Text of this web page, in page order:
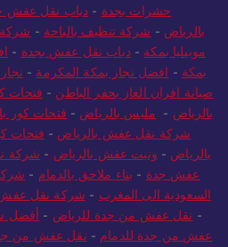
حشرات بجدة - دباب نقل عفش
بالرياض - شركة تنظيف بالباحة - شركة
موبيليا بمكة -دباب نقل عفش بجدة -
بمكة - افضل نجار بمكة المكرمة -
صيانة افران الغاز بحفر الباطن - فتحات
بالرياض - مليس بالرياض - فتحات كور
شركة نقل عفش بالرياض - فتحات
بالرياض - ونيت عفش بالرياض - شركة
عفش جدة - بناء ملاحق بالدمام -
السعودية الى المغرب - شركة نقل
- نقل عفش من جدة للرياض - أفضل
عفش من جدة للدمام - نقل عفش من